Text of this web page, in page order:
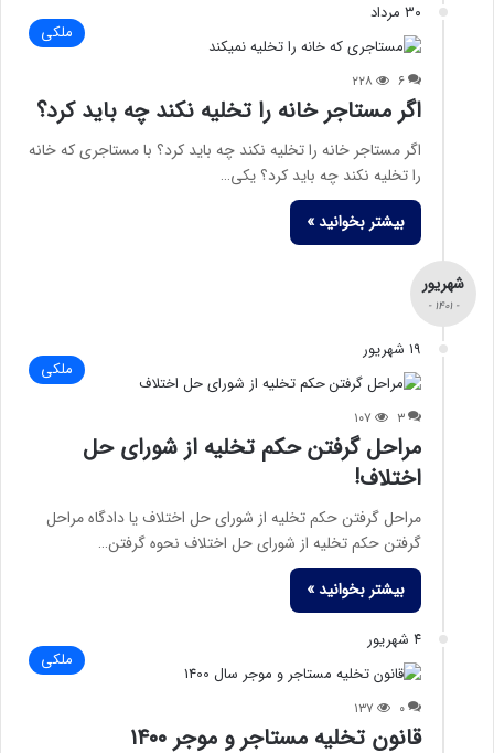
۳۰ مرداد
ملکی
۶ ۲۲۸
اگر مستاجر خانه را تخلیه نکند چه باید کرد؟
اگر مستاجر خانه را تخلیه نکند چه باید کرد؟ با مستاجری که خانه
را تخلیه نکند چه باید کرد؟ یکی…
بیشتر بخوانید »
شهریور
- ۱۴۰۱ -
۱۹ شهریور
ملکی
۳ ۱۰۷
مراحل گرفتن حکم تخلیه از شورای حل
اختلاف!
مراحل گرفتن حکم تخلیه از شورای حل اختلاف یا دادگاه مراحل
گرفتن حکم تخلیه از شورای حل اختلاف نحوه گرفتن…
بیشتر بخوانید »
۴ شهریور
ملکی
۰ ۱۳۷
قانون تخلیه مستاجر و موجر ۱۴۰۰